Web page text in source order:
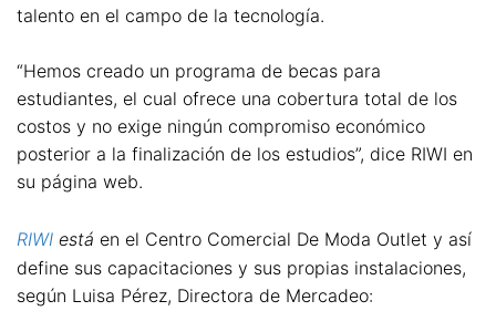
talento en el campo de la tecnología.
“Hemos creado un programa de becas para
estudiantes, el cual ofrece una cobertura total de los
costos y no exige ningún compromiso económico
posterior a la finalización de los estudios”, dice RIWI en
su página web.
RIWI está en el Centro Comercial De Moda Outlet y así
define sus capacitaciones y sus propias instalaciones,
según Luisa Pérez, Directora de Mercadeo: